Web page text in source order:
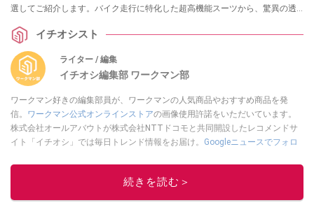
選してご紹介します。バイク走行に特化した超高機能スーツから、驚異の透
で、用途に応じて最適な一着が見つかるはずです。雨の日の憂鬱を吹き飛ば
す快適なウェアをチェックしましょう！
イチオシスト
ライター / 編集
イチオシ編集部 ワークマン部
ワークマン好きの編集部員が、ワークマンの人気商品やおすすめ商品を発
信。 ワークマン公式オンラインストアの画像使用許諾をいただいています。
株式会社オールアバウトが株式会社NTTドコモと共同開設したレコメンドサ
イト「イチオシ」では毎日トレンド情報をお届け。 Googleニュースでフォロ
このイチオシストの他の記事を読む
続きを読む＞